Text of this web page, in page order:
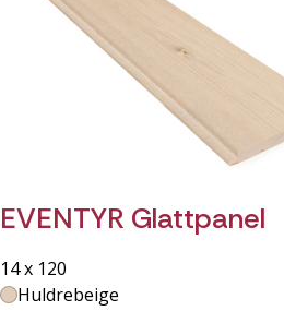
EVENTYR Glattpanel
14 x 120
Huldrebeige